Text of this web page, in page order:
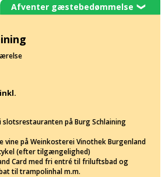
Afventer gæstebedømmelse❯
på Burg Schlaining
vine på Weinkosterei Vinothek Burgenland
(efter tilgængelighed)
Card med fri entré til friluftsbad og
til trampolinhal m.m.